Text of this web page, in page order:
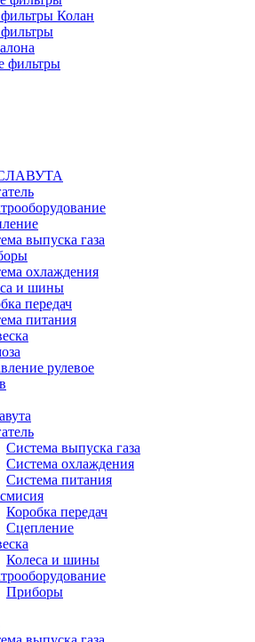
Колан
фильтры
выпуска газа
охлаждения
и шины
передач
питания
рулевое
Система выпуска газа
Система охлаждения
Система питания
Коробка передач
Сцепление
Колеса и шины
Приборы